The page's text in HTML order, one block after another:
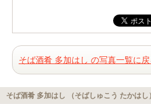
そば酒肴 多加はし の写真一覧に戻
そば酒肴 多加はし （そばしゅこう たかはし）